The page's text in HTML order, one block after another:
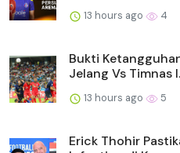
13 hours ago 4
Bukti
Jelang Vs Timnas
13 hours ago 5
Erick Thohir